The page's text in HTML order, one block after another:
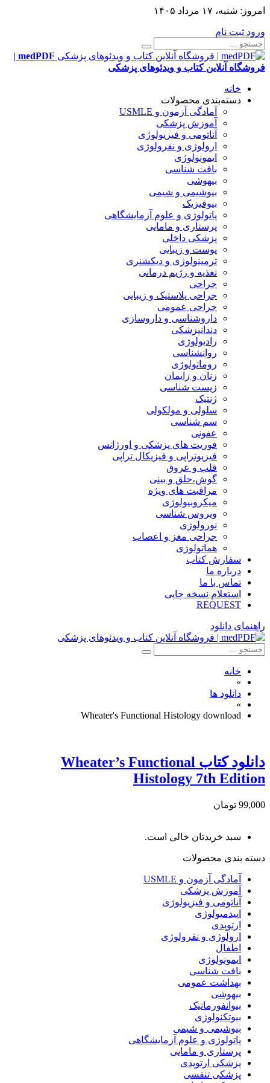
امروز: شنبه، ۱۷ مرداد ۱۴۰۵
ورود ثبت نام
medPDF |
فروشگاه آنلاین کتاب و ویدئوهای پزشکی
خانه
دسته‌بندی محصولات
آمادگی آزمون و USMLE
آموزش پزشکی
آناتومی و فیزیولوژی
ارولوژی و نفرولوژی
ایمونولوژی
بافت شناسی
بیهوشی
بیوشیمی و شیمی
بیوفیزیک
پاتولوژی و علوم آزمایشگاهی
پرستاری و مامایی
پزشکی داخلی
پوست و زیبایی
ترمینولوژی و دیکشنری
تغذیه و رژیم درمانی
جراحی
جراحی پلاستیک و زیبایی
جراحی عمومی
داروشناسی و داروسازی
دندانپزشکی
رادیولوژی
روانشناسی
روماتولوژی
زنان و زایمان
زیست شناسی
ژنتیک
سلولی و مولکولی
سم شناسی
عفونی
فوریت های پزشکی و اورژانس
فیزیوتراپی و فیزیکال تراپی
قلب و عروق
گوش،حلق و بینی
مراقبت های ویژه
میکروبیولوژی
ویروس شناسی
نورولوژی
جراحی مغز و اعصاب
هماتولوژی
سفارش کتاب
درباره ما
تماس با ما
استعلام نسخه چاپی
REQUEST
راهنمای دانلود
خانه
»
دانلود ها
»
Wheater's Functional Histology download
دانلود كتاب Wheater’s Functional
Histology 7th Edition
99,000 تومان
سبد خریدتان خالی است.
دسته بندی محصولات
آمادگی آزمون و USMLE
آموزش پزشکی
آناتومی و فیزیولوژی
اپیدمیولوژی
ارتوپدی
ارولوژی و نفرولوژی
اطفال
ایمونولوژی
بافت شناسی
بهداشت عمومی
بیهوشی
بیوانفورماتیک
بیوتکنولوژی
بیوشیمی و شیمی
پاتولوژی و علوم آزمایشگاهی
پرستاری و مامایی
پزشکی ارتوپدی
پزشکی تنفسی